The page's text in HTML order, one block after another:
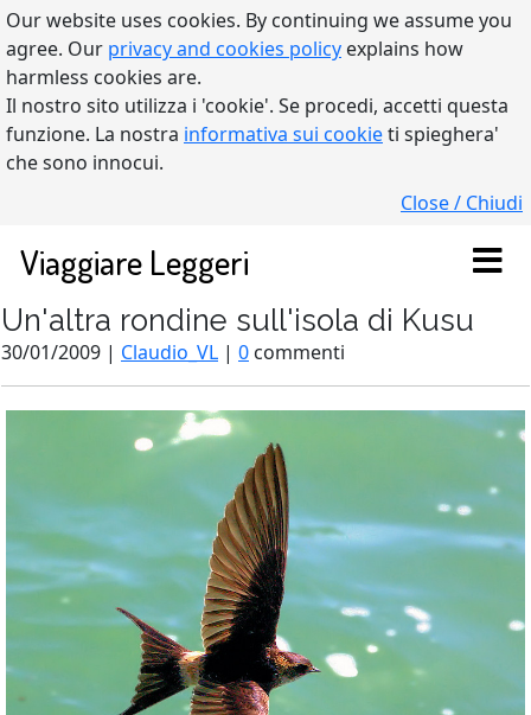
Our website uses cookies. By continuing we assume you
agree. Our privacy and cookies policy explains how
harmless cookies are.
Il nostro sito utilizza i 'cookie'. Se procedi, accetti questa
funzione. La nostra informativa sui cookieti spieghera'
che sono innocui.
Close / Chiudi
Viaggiare Leggeri
Un'altra rondine sull'isola di Kusu
30/01/2009 | Claudio_VL | 0 commenti